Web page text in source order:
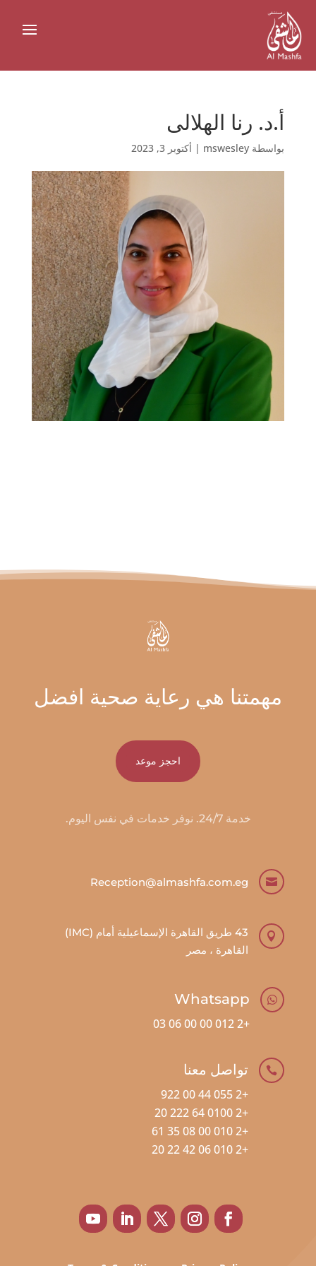
أ.د. رنا الهلالى
بواسطة mswesley
| أكتوبر 3, 2023
مهمتنا هي رعاية صحية افضل
احجز موعد
خدمة 24/7. نوفر خدمات في نفس اليوم.

Reception@almashfa.com.eg

43 طريق القاهرة الإسماعيلية أمام (IMC)
القاهرة ، مصر

Whatsapp
+2 012 00 00 06 03
 تواصل معنا
+2 055 44 00 922
+2 0100 64 222 20
+2 010 00 08 35 61
+2 010 06 42 22 20